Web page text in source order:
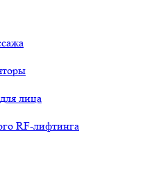
лица
RF-лифтинга